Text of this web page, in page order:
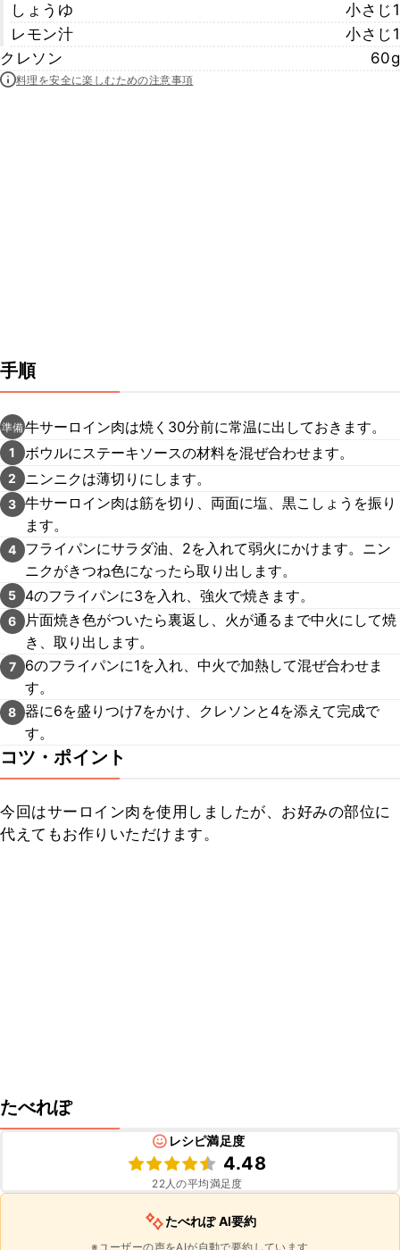
しょうゆ
小さじ1
レモン汁
小さじ1
クレソン
60g
料理を安全に楽しむための注意事項
手順
準備牛サーロイン肉は焼く30分前に常温に出しておきます。
1 ボウルにステーキソースの材料を混ぜ合わせます。
2 ニンニクは薄切りにします。
3 牛サーロイン肉は筋を切り、両面に塩、黒こしょうを振り
ます。
4
フライパンにサラダ油、2を入れて弱火にかけます。ニン
ニクがきつね色になったら取り出します。
5 4のフライパンに3を入れ、強火で焼きます。
6
片面焼き色がついたら裏返し、火が通るまで中火にして焼
き、取り出します。
7
6のフライパンに1を入れ、中火で加熱して混ぜ合わせま
す。
8 器に6を盛りつけ7をかけ、クレソンと4を添えて完成で
す。
コツ・ポイント
今回はサーロイン肉を使用しましたが、お好みの部位に
代えてもお作りいただけます。
たべれぽ
レシピ満足度
4.48
22人の平均満足度
たべれぽ AI要約
※ユーザーの声をAIが自動で要約しています